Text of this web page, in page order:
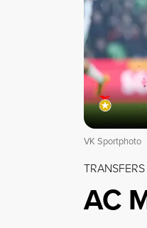
VK Sportphoto
TRANSFERS
AC